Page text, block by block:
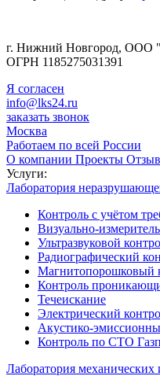
г. Нижний Новгород, ООО
ОГРН 1185275031391
Я согласен
info@lks24.ru
заказать звонок
Москва
Работаем по всей России
О компании Проекты
Услуги:
Лаборатория
Контроль с учётом
Визуально-
Ультразвуковой
Радиографический
Магнитопорошковый
Контроль
Течеискание
Электрический
Акустико-
Контроль по СТО
Лаборатория механических